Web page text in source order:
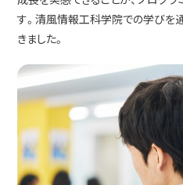
す。清風情報工科学院での学びを
きました。